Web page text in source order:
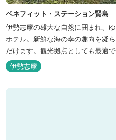
ベネフィット・ステーション賢島
伊勢志摩の雄大な自然に囲まれ、
ホテル。新鮮な海の幸の趣向を凝
だけます。観光拠点としても最適で
伊勢志摩